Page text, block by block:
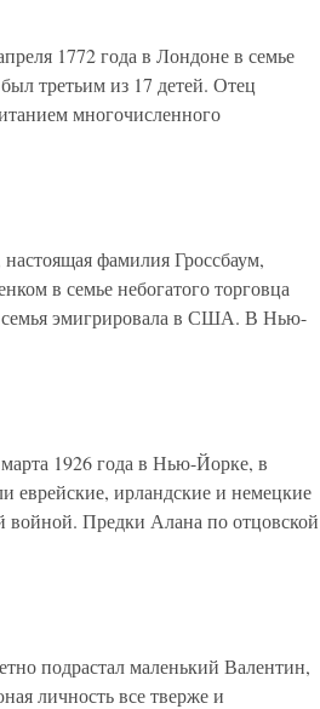
1772 года в Лондоне в семье
третьим из 17 детей. Отец
многочисленного
фамилия Гроссбаум,
в семье небогатого торговца
семья эмигрировала в США. В Нью-
1926 года в Нью-Йорке, в
еврейские, ирландские и немецкие
Предки Алана по отцовской
подрастал маленький Валентин,
личность все тверже и